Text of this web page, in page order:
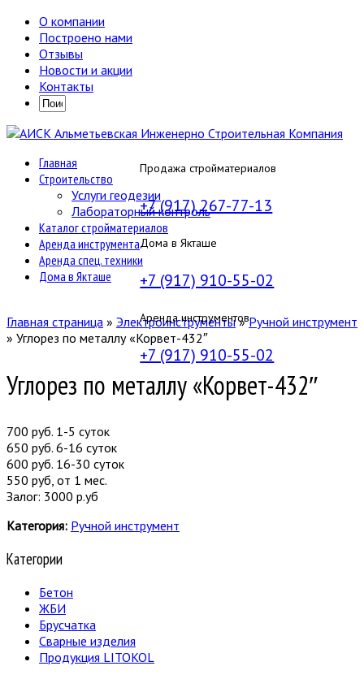
О компании
Построено нами
Отзывы
Новости и акции
Контакты
Продажа стройматериалов
+7 (917) 267-77-13
Дома в Якташе
+7 (917) 910-55-02
Аренда инструментов
+7 (917) 910-55-02
Главная
Строительство
Услуги геодезии
Лабораторный контроль
Каталог стройматериалов
Аренда инструмента
Аренда спец. техники
Дома в Якташе
Главная страница » Электроинструменты»Ручной инструмент
» Углорез по металлу «Корвет-432″
Углорез по металлу «Корвет-432″
700 руб. 1-5 суток
650 руб. 6-16 суток
600 руб. 16-30 суток
550 руб, от 1 мес.
Залог: 3000 р.уб
Категория: Ручной инструмент
Категории
Бетон
ЖБИ
Брусчатка
Сварные изделия
Продукция LITOKOL